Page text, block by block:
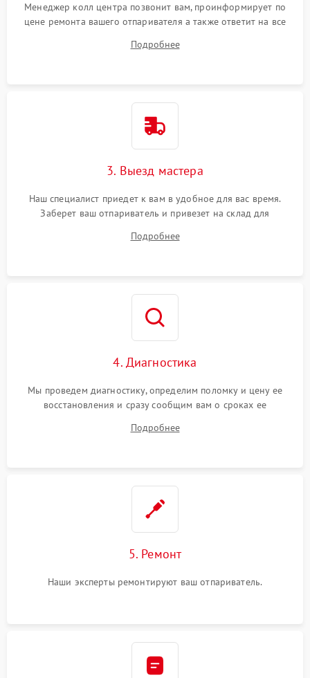
Менеджер колл центра позвонит вам, проинформирует по
цене ремонта вашего отпаривателя а также ответит на все
Подробнее
3. Выезд мастера
Наш специалист приедет к вам в удобное для вас время.
Заберет ваш отпариватель и привезет на склад для
Подробнее
4. Диагностика
Мы проведем диагностику, определим поломку и цену ее
восстановления и сразу сообщим вам о сроках ее
Подробнее
5. Ремонт
Наши эксперты ремонтируют ваш отпариватель.